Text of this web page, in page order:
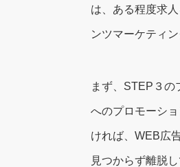
は、ある程度求
ンツマーケティ
まず、STEP３
へのプロモーシ
ければ、WEB広
見つからず離脱